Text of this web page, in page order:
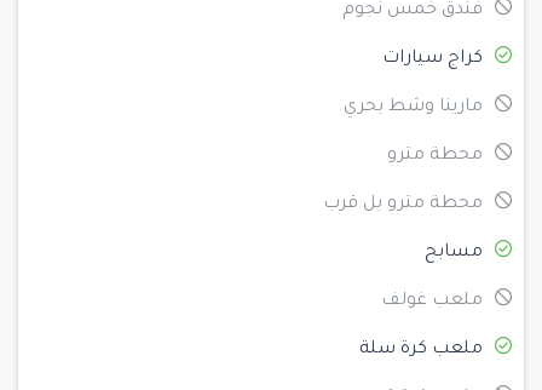
فندق خمس نجوم
كراج سيارات
مارينا وشط بحري
محطة مترو
محطة مترو بل قرب
مسابح
ملعب غولف
ملعب كرة سلة